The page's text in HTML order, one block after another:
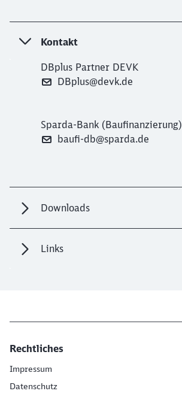
Kontakt
DBplus Partner DEVK
DBplus@devk.de
Sparda-Bank (Baufinanzierung)
baufi-db@sparda.de
Downloads
Links
Rechtliches
Impressum
Datenschutz